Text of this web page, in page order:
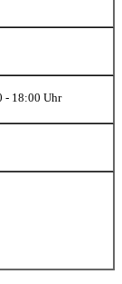
- 18:00 Uhr